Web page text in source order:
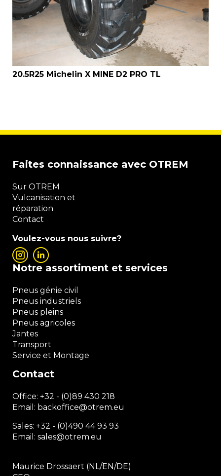
20.5R25 Michelin X MINE D2 PRO TL
Contact
Office: +32 - (0)89 430 218
Email: backoffice@otrem.eu
Sales: +32 - (0)490 44 93 93
Email: sales@otrem.eu
Maurice Drossaert (NL/EN/DE)
Notre assortiment et services
Pneus génie civil
Pneus industriels
Pneus pleins
Pneus agricoles
Jantes
Transport
Service et Montage
Faites connaissance avec OTREM
Sur OTREM
Vulcanisation et
réparation
Contact
Voulez-vous nous suivre?